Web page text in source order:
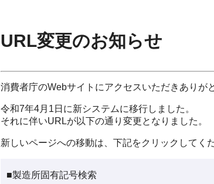
URL変更のお知らせ
消費者庁のWebサイトにアクセスいただきありが
令和7年4月1日に新システムに移行しました。
それに伴いURLが以下の通り変更となりました。
新しいページへの移動は、下記をクリックしてく
■製造所固有記号検索